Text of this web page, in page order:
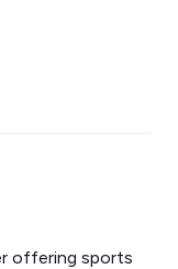
offering sports